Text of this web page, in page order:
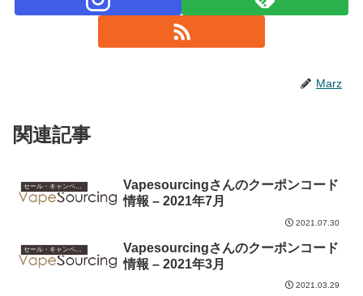
Marz
関連記事
セール・キャンペーン情報
Vapesourcingさんのクーポンコード
情報 – 2021年7月
2021.07.30
セール・キャンペーン情報
Vapesourcingさんのクーポンコード
情報 – 2021年3月
2021.03.29